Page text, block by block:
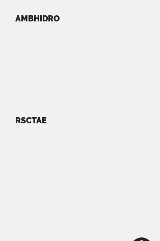
AMBHIDRO
RSCTAE